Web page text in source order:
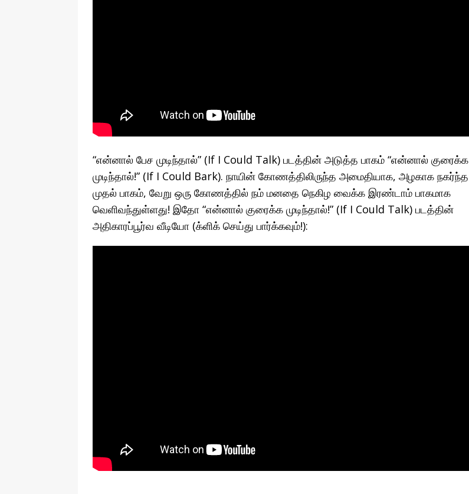
“என்னால் பேச முடிந்தால்” (If I Could Talk) படத்தின் அடுத்த பாகம் “என்னால் குரைக்க
முடிந்தால்!” (If I Could Bark). நாயின் கோணத்திலிருந்த அமைதியாக, அழகாக நகர்ந்த
முதல் பாகம், வேறு ஒரு கோணத்தில் நம் மனதை நெகிழ வைக்க இரண்டாம் பாகமாக
வெளிவந்துள்ளது! இதோ “என்னால் குரைக்க முடிந்தால்!” (If I Could Talk) படத்தின்
அதிகாரப்பூர்வ வீடியோ (க்ளிக் செய்து பார்க்கவும்!):